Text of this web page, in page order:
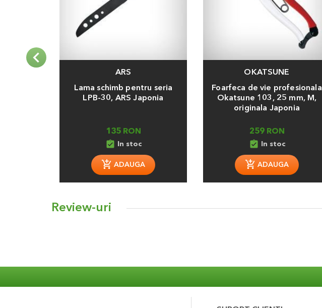
ARS
Lama schimb pentru seria
LPB-30, ARS Japonia
135 RON
assignment_turned_in In stoc
ADAUGA
OKATSUNE
Foarfeca de vie profesionala
Okatsune 103, 25 mm, M,
originala Japonia
259 RON
assignment_turned_in In stoc
ADAUGA
Review-uri